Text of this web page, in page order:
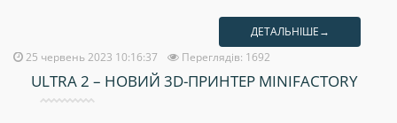
ДЕТАЛЬНІШЕ→
25 червень 2023 10:16:37 Переглядів: 1692
ULTRA 2 – НОВИЙ 3D-ПРИНТЕР MINIFACTORY